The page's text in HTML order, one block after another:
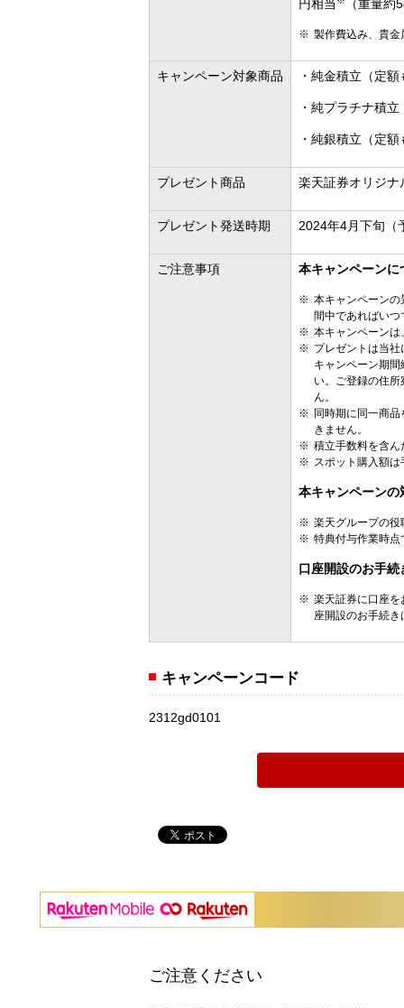
円相当 （重量
製作費込み、貴
キャンペーン対象商品 ・純金積立（定
・純プラチナ積
・純銀積立（定
プレゼント商品 楽天証券オリジナ
プレゼント発送時期 2024年4月下旬（
ご注意事項 本キャンペーンに
本キャンペーン
間中であればい
本キャンペーン
プレゼントは当
キャンペーン期
い。ご登録の住
ん。
同時期に同一商
きません。
積立手数料を含
スポット購入額
本キャンペーンの
楽天グループの
特典付与作業時
口座開設のお手続
楽天証券に口座
座開設のお手続
キャンペーンコード
2312gd0101
ご注意ください